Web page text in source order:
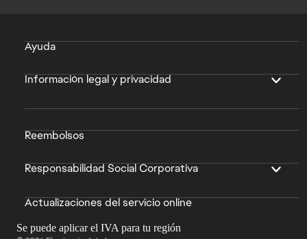
Ayuda
Información legal y privacidad
Reembolsos
Responsabilidad Social Corporativa
Actualizaciones del servicio online
Se puede aplicar el IVA para tu región